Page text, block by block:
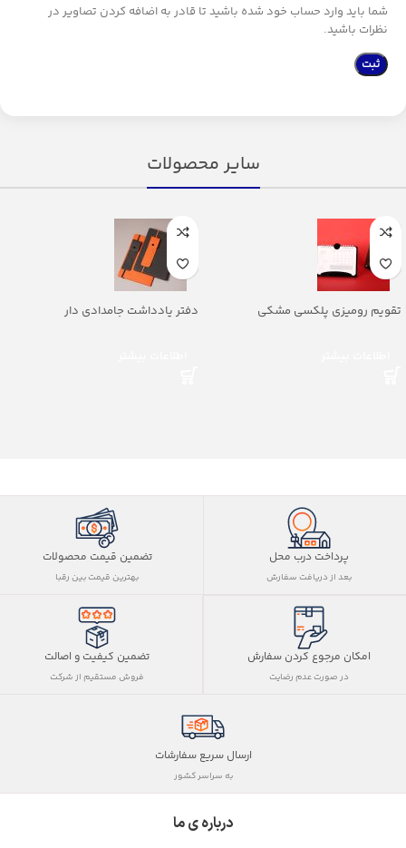
شما باید وارد حساب خود شده باشید تا قادر به اضافه کردن تصاویر در
نظرات باشید.
سایر محصولات
تقویم رومیزی پلکسی مشکی دفتر یادداشت جامدادی دار
پرداخت درب محل
بعد از دریافت سفارش
تضمین قیمت محصولات
بهترین قیمت بین رقبا
امکان مرجوع کردن سفارش
در صورت عدم رضایت
تضمین کیفیت و اصالت
فروش مستقیم از شرکت
ارسال سریع سفارشات
به سراسر کشور
درباره ی ما